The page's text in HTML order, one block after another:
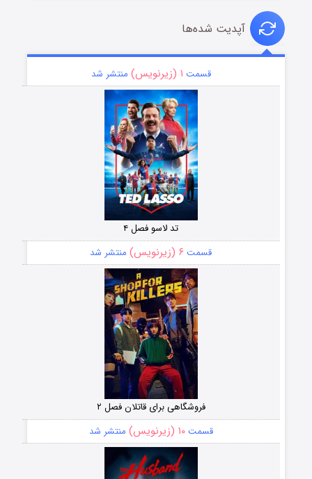
آپدیت شده‌ها
قسمت ۱ (زیرنویس) منتشر شد
تد لاسو فصل ۴
قسمت ۶ (زیرنویس) منتشر شد
فروشگاهی برای قاتلان فصل ۲
قسمت۱۰ (زیرنویس) منتشر شد